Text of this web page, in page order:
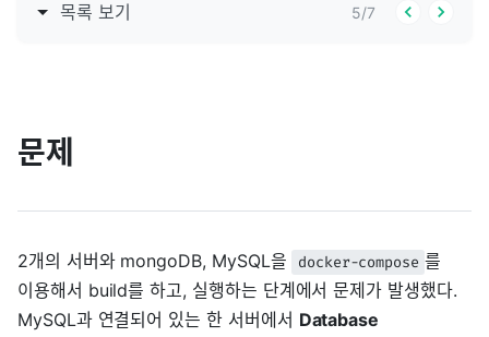
목록 보기 5/7
문제
2개의 서버와 mongoDB, MySQL을 docker-compose 를
이용해서 build를 하고, 실행하는 단계에서 문제가 발생했다.
MySQL과 연결되어 있는 한 서버에서 Database